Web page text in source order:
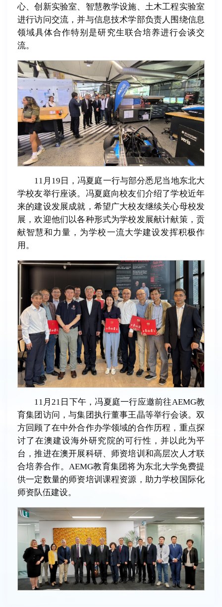
心、创新实验室、智慧教学设施、土木工程实验室
进行访问交流，并与信息技术学部负责人围绕信息
领域具体合作特别是研究生联合培养进行会谈交
流。
11月19日，冯夏庭一行与部分悉尼当地东北大
学校友举行座谈。冯夏庭向校友们介绍了学校近年
来的建设发展成就，希望广大校友继续关心母校发
展，欢迎他们以各种形式为学校发展献计献策，贡
献智慧和力量，为学校一流大学建设发挥积极作
用。
11月21日下午，冯夏庭一行应邀前往AEMG教
育集团访问，与集团执行董事王晶等举行会谈。双
方回顾了在中外合作办学领域的合作历程，重点探
讨了在澳建设海外研究院的可行性，并以此为平
台，推进在澳开展科研、师资培训和高层次人才联
合培养合作。AEMG教育集团将为东北大学免费提
供一定数量的师资培训课程资源，助力学校国际化
师资队伍建设。